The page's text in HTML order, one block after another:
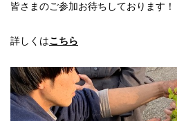
皆さまのご参加お待ちしております！
詳しくはこちら